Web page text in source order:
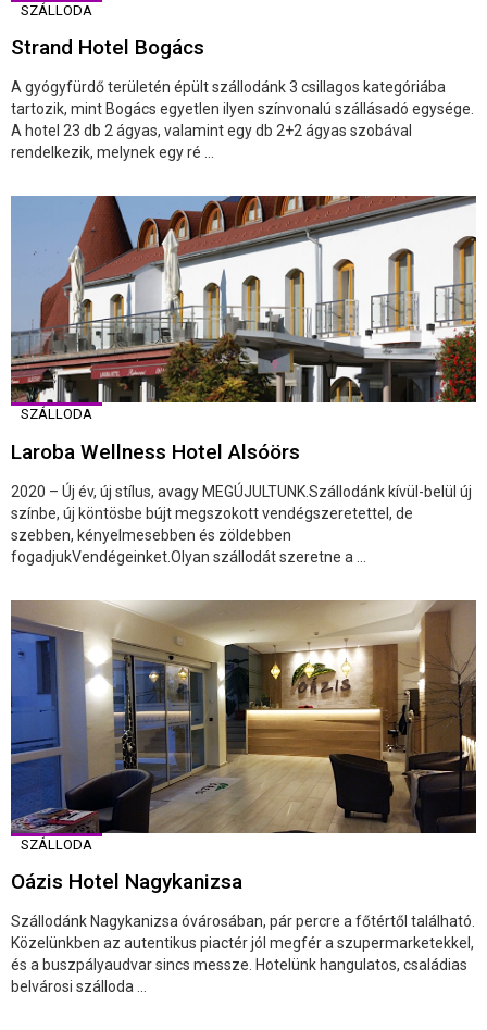
SZÁLLODA
Strand Hotel Bogács
A gyógyfürdő területén épült szállodánk 3 csillagos kategóriába
tartozik, mint Bogács egyetlen ilyen színvonalú szállásadó egysége.
A hotel 23 db 2 ágyas, valamint egy db 2+2 ágyas szobával
rendelkezik, melynek egy ré ...
SZÁLLODA
Laroba Wellness Hotel Alsóörs
2020 – Új év, új stílus, avagy MEGÚJULTUNK.Szállodánk kívül-belül új
színbe, új köntösbe bújt megszokott vendégszeretettel, de
szebben, kényelmesebben és zöldebben
fogadjukVendégeinket.Olyan szállodát szeretne a ...
SZÁLLODA
Oázis Hotel Nagykanizsa
Szállodánk Nagykanizsa óvárosában, pár percre a főtértől található.
Közelünkben az autentikus piactér jól megfér a szupermarketekkel,
és a buszpályaudvar sincs messze. Hotelünk hangulatos, családias
belvárosi szálloda ...